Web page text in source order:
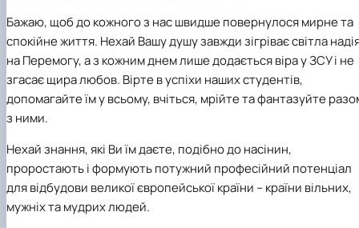
Бажаю, щоб до кожного з нас швидше повернулося мирне та
спокійне життя. Нехай Вашу душу завжди зігріває світла
на Перемогу, а з кожним днем лише додається віра у ЗСУ і не
згасає щира любов. Вірте в успіхи наших студентів,
допомагайте їм у всьому, вчіться, мрійте та фантазуйте
з ними.
Нехай знання, які Ви їм даєте, подібно до насінин,
проростають і формують потужний професійний потенціал
для відбудови великої європейської країни – країни вільних,
мужніх та мудрих людей.